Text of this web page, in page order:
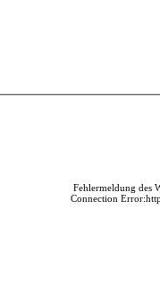
Fehlermeldung des
Connection